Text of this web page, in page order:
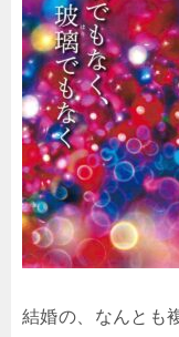
結婚の、なんとも